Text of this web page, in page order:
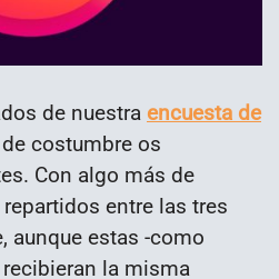
de nuestra encuesta de
costumbre os
Con algo más de
entre las tres
aunque estas -como
la misma